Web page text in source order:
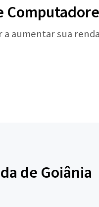
a aumentar sua renda
de Goiânia